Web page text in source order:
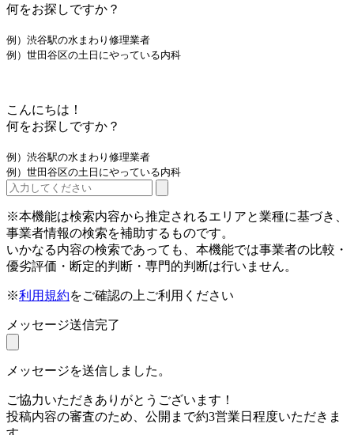
何をお探しですか？
例）渋谷駅の水まわり修理業者
例）世田谷区の土日にやっている内科
こんにちは！
何をお探しですか？
例）渋谷駅の水まわり修理業者
例）世田谷区の土日にやっている内科
※本機能は検索内容から推定されるエリアと業種に基づき、
事業者情報の検索を補助するものです。
いかなる内容の検索であっても、本機能では事業者の比較・
優劣評価・断定的判断・専門的判断は行いません。
※利用規約をご確認の上ご利用ください
メッセージ送信完了
メッセージを送信しました。
ご協力いただきありがとうございます！
投稿内容の審査のため、公開まで約3営業日程度いただきま